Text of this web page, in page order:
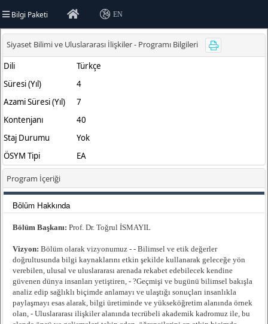
Bilgi Paketi EN